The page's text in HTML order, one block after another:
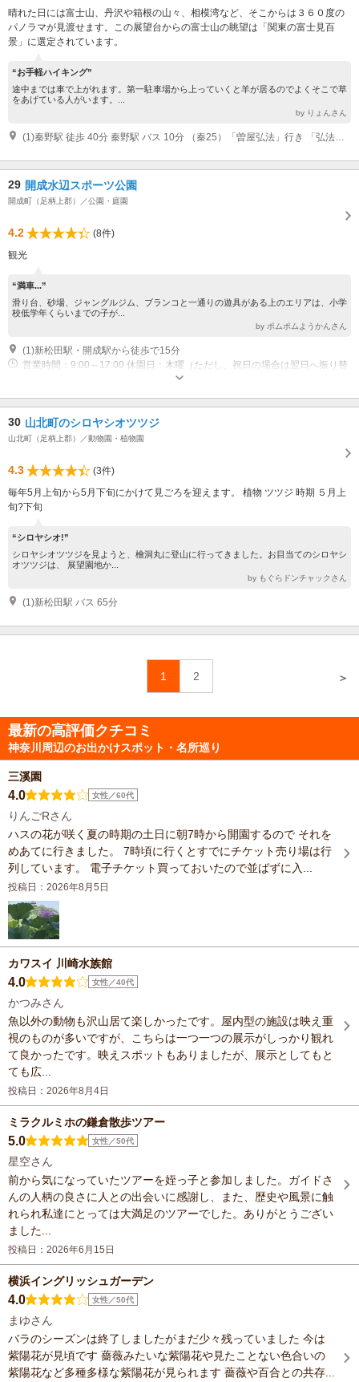
晴れた日には富士山、丹沢や箱根の山々、相模湾など、そこからは３６０度の
パノラマが見渡せます。この展望台からの富士山の眺望は「関東の富士見百
景」に選定されています。
“お手軽ハイキング”
途中までは車で上がれます。第一駐車場から上っていくと羊が居るのでよくそこで草
をあげている人がいます。...
by りょんさん
(1)秦野駅 徒歩 40分 秦野駅 バス 10分 （秦25）「曽屋弘法」行き 「弘法山入口」バス停 徒歩 10分
29 開成水辺スポーツ公園
開成町（足柄上郡）／公園・庭園
4.2
(8件)
観光
“満車...”
滑り台、砂場、ジャングルジム、ブランコと一通りの遊具がある上のエリアは、小学
校低学年くらいまでの子が...
by ポムポムようかんさん
(1)新松田駅・開成駅から徒歩で15分
営業時間：9:00～17:00 休園日：木曜（ただし、祝日の場合は翌日へ振り替
30 山北町のシロヤシオツツジ
山北町（足柄上郡）／動物園・植物園
4.3
(3件)
毎年5月上旬から5月下旬にかけて見ごろを迎えます。 植物 ツツジ 時期 ５月上
旬?下旬
“シロヤシオ!”
シロヤシオツツジを見ようと、檜洞丸に登山に行ってきました。お目当てのシロヤシ
オツツジは、 展望園地か...
by もぐらドンチャックさん
(1)新松田駅 バス 65分
1 2 ＞
最新の高評価クチコミ
神奈川周辺のお出かけスポット・名所巡り
三溪園
4.0 女性／60代
りんごRさん
ハスの花が咲く夏の時期の土日に朝7時から開園するので それを
めあてに行きました。 7時頃に行くとすでにチケット売り場は行
列しています。 電子チケット買っておいたので並ばずに入...
投稿日：2026年8月5日
カワスイ 川崎水族館
4.0 女性／40代
かつみさん
魚以外の動物も沢山居て楽しかったです。屋内型の施設は映え重
視のものが多いですが、こちらは一つ一つの展示がしっかり観れ
て良かったです。映えスポットもありましたが、展示としてもと
ても広...
投稿日：2026年8月4日
ミラクルミホの鎌倉散歩ツアー
5.0 女性／50代
星空さん
前から気になっていたツアーを姪っ子と参加しました。ガイドさ
んの人柄の良さに人との出会いに感謝し、また、歴史や風景に触
れられ私達にとっては大満足のツアーでした。ありがとうござい
ました...
投稿日：2026年6月15日
横浜イングリッシュガーデン
4.0 女性／50代
まゆさん
バラのシーズンは終了しましたがまだ少々残っていました 今は
紫陽花が見頃です 薔薇みたいな紫陽花や見たことない色合いの
紫陽花など多種多様な紫陽花が見られます 薔薇や百合との共存...